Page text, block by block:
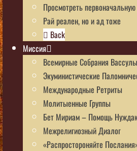
Просмотреть
Рай реален, но и ад тоже
Back
Миссия
Всемирные Собрания Вассулы
Экуминистические
Международные Ретриты
Молитыенные Группы
Бет Мириам – Помощь
Межрелигиозный Диалог
«Распростороняйте